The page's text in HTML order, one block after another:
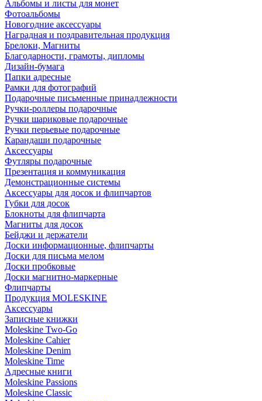
Альбомы и листы для монет
Фотоальбомы
Новогодние аксессуары
Наградная и поздравительная продукция
Брелоки, Магниты
Благодарности, грамоты, дипломы
Дизайн-бумага
Папки адресные
Рамки для фотографий
Подарочные письменные принадлежности
Ручки-роллеры подарочные
Ручки шариковые подарочные
Ручки перьевые подарочные
Карандаши подарочные
Аксессуары
Футляры подарочные
Презентация и коммуникация
Демонстрационные системы
Аксессуары для досок и флипчартов
Губки для досок
Блокноты для флипчарта
Магниты для досок
Бейджи и держатели
Доски информационные, флипчарты
Доски для письма мелом
Доски пробковые
Доски магнитно-маркерные
Флипчарты
Продукция MOLESKINE
Аксессуары
Записные книжки
Moleskine Two-Go
Moleskine Cahier
Moleskine Denim
Moleskine Time
Адресные книги
Moleskine Passions
Moleskine Classic